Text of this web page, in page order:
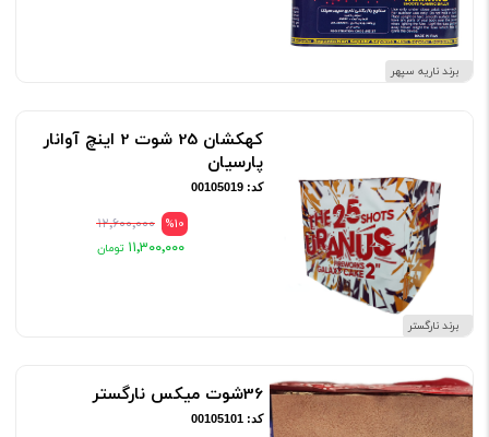
برند ناریه سپهر
برند نارگستر
کهکشان 25 شوت 2 اینچ آوانار
پارسیان
کد: 00105019
%10 ۱۲٬۶۰۰٬۰۰۰
۱۱٬۳۰۰٬۰۰۰
36شوت میکس نارگستر
کد: 00105101